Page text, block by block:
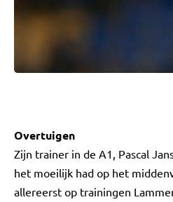
Overtuigen
Zijn trainer in de A1, Pascal
het moeilijk had op het
allereerst op trainingen